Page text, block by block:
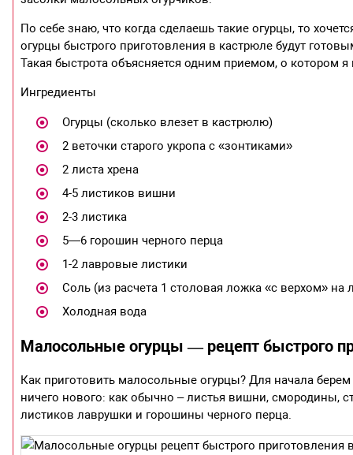
По себе знаю, что когда сделаешь такие огурцы, то
огурцы быстрого приготовления в кастрюле будут
Такая быстрота объясняется одним приемом, о котором
Ингредиенты
Огурцы (сколько влезет в кастрюлю)
2 веточки старого укропа с «зонтиками»
2 листа хрена
4-5 листиков вишни
2-3 листика
5—6 горошин черного перца
1-2 лавровые листики
Соль (из расчета 1 столовая ложка «с верхом» на
Холодная вода
Малосольные огурцы — рецепт быстрого
Как приготовить малосольные огурцы? Для начала
ничего нового: как обычно – листья вишни, смородины,
листиков лаврушки и горошины черного перца.